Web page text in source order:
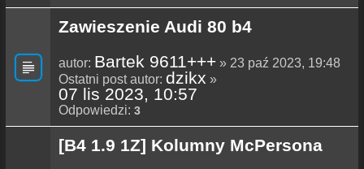
Zawieszenie Audi 80 b4
autor: Bartek 9611+++ » 23 paź 2023, 19:48
Ostatni post autor: dzikx »
07 lis 2023, 10:57
Odpowiedzi: 3
[B4 1.9 1Z] Kolumny McPersona